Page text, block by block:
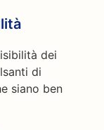
dei
di
siano ben